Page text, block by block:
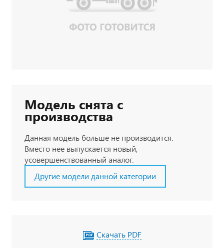
Модель снята с
производства
Данная модель больше не производится.
Вместо нее выпускается новый,
усовершенствованный аналог.
Другие модели данной категории
Скачать PDF